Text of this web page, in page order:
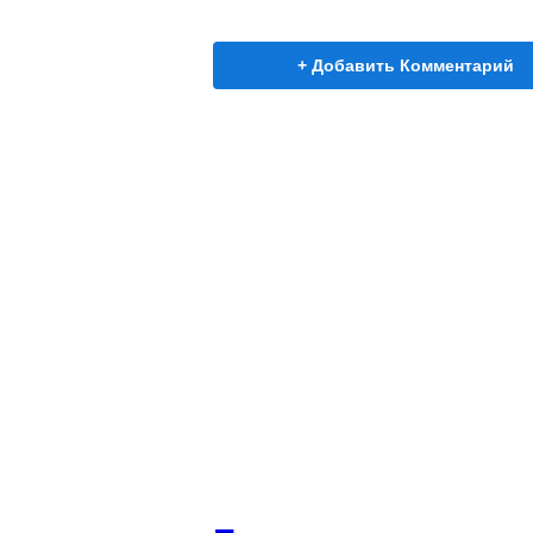
+ Добавить Комментарий